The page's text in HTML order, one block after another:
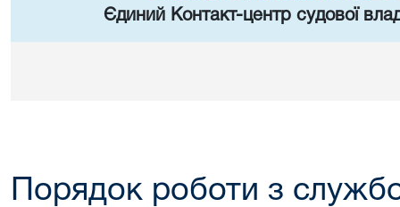
Єдиний Контакт-центр судової
Порядок роботи з